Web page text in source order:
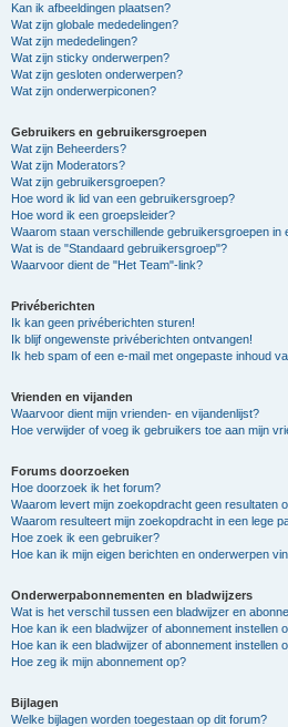
Kan ik afbeeldingen plaatsen?
Wat zijn globale mededelingen?
Wat zijn mededelingen?
Wat zijn sticky onderwerpen?
Wat zijn gesloten onderwerpen?
Wat zijn onderwerpiconen?
Gebruikers en gebruikersgroepen
Wat zijn Beheerders?
Wat zijn Moderators?
Wat zijn gebruikersgroepen?
Hoe word ik lid van een gebruikersgroep?
Hoe word ik een groepsleider?
Waarom staan verschillende gebruikersgroepen in
Wat is de "Standaard gebruikersgroep"?
Waarvoor dient de "Het Team"-link?
Privéberichten
Ik kan geen privéberichten sturen!
Ik blijf ongewenste privéberichten ontvangen!
Ik heb spam of een e-mail met ongepaste inhoud
Vrienden en vijanden
Waarvoor dient mijn vrienden- en vijandenlijst?
Hoe verwijder of voeg ik gebruikers toe aan mijn
Forums doorzoeken
Hoe doorzoek ik het forum?
Waarom levert mijn zoekopdracht geen resultaten
Waarom resulteert mijn zoekopdracht in een lege
Hoe zoek ik een gebruiker?
Hoe kan ik mijn eigen berichten en onderwerpen
Onderwerpabonnementen en bladwijzers
Wat is het verschil tussen een bladwijzer en
Hoe kan ik een bladwijzer of abonnement instellen
Hoe kan ik een bladwijzer of abonnement instellen
Hoe zeg ik mijn abonnement op?
Bijlagen
Welke bijlagen worden toegestaan op dit forum?